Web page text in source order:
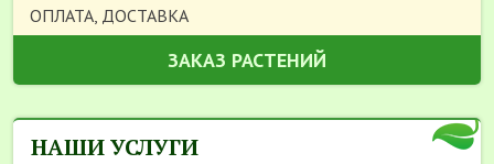
ОПЛАТА, ДОСТАВКА
ЗАКАЗ РАСТЕНИЙ
НАШИ УСЛУГИ